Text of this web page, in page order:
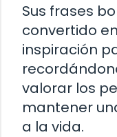
Sus frases
convertido
inspiración
valorar los
mantener
a la vida.